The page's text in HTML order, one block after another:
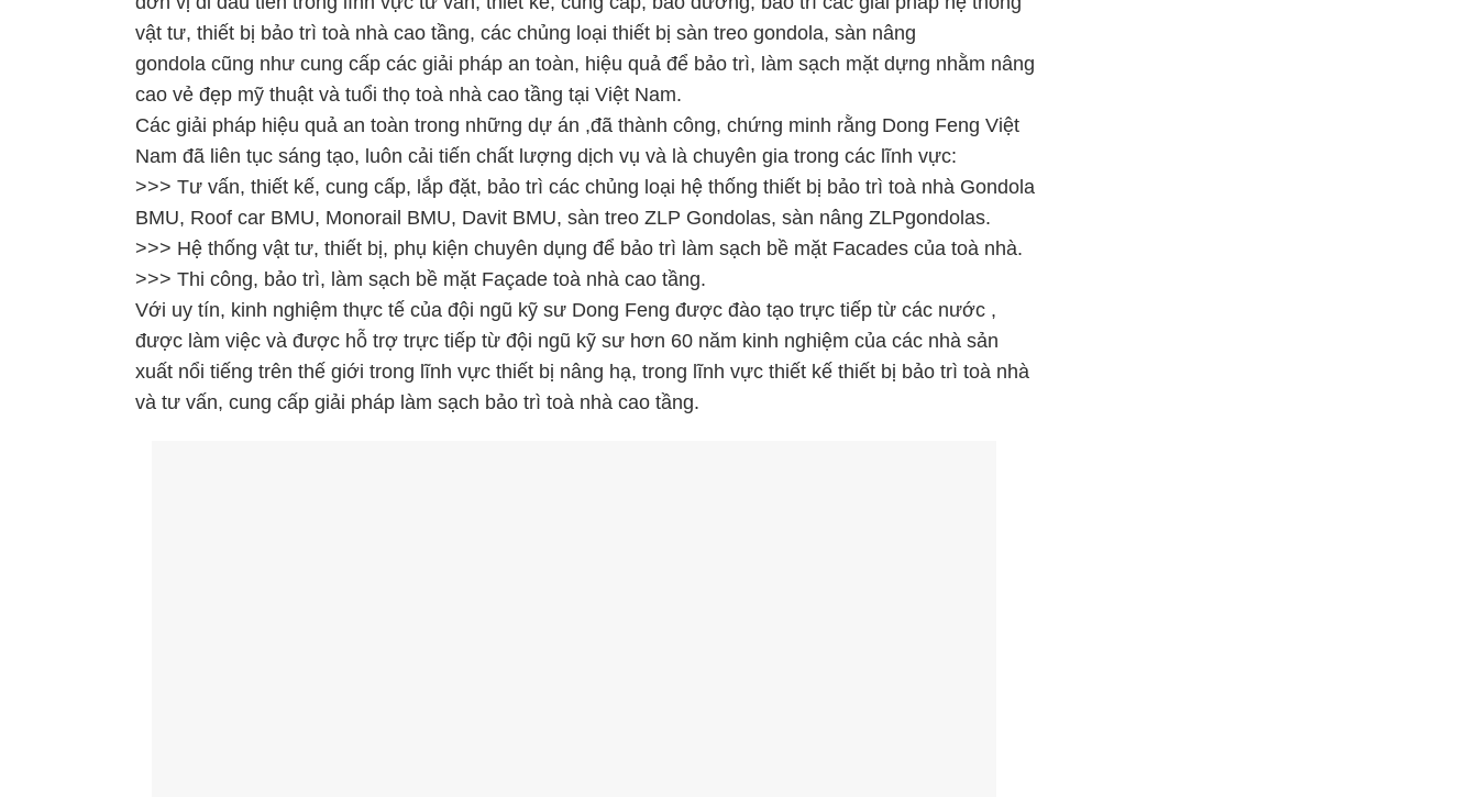
vật tư, thiết bị bảo trì toà nhà cao tầng, các chủng loại thiết bị sàn treo gondola, sàn nâng
gondolacũng như cung cấp các giải pháp an toàn, hiệu quả để bảo trì, làm sạch mặt dựng nhằm nâng
cao vẻ đẹp mỹ thuật và tuổi thọ toà nhà cao tầng tại Việt Nam.
Các giải pháp hiệu quả an toàn trong những dự án ,đã thành công, chứng minh rằng Dong Feng Việt
Nam đã liên tục sáng tạo, luôn cải tiến chất lượng dịch vụ và là chuyên gia trong các lĩnh vực:
>>> Tư vấn, thiết kế, cung cấp, lắp đặt, bảo trì các chủng loại hệ thống thiết bị bảo trì toà nhà Gondola
BMU, Roof car BMU, Monorail BMU, Davit BMU, sàn treo ZLP Gondolas, sàn nâng ZLPgondolas.
>>> Hệ thống vật tư, thiết bị, phụ kiện chuyên dụng để bảo trì làm sạch bề mặt Facades của toà nhà.
>>> Thi công, bảo trì, làm sạch bề mặt Façade toà nhà cao tầng.
Với uy tín, kinh nghiệm thực tế của đội ngũ kỹ sư Dong Feng được đào tạo trực tiếp từ các nước ,
được làm việc và được hỗ trợ trực tiếp từ đội ngũ kỹ sư hơn 60 năm kinh nghiệm của các nhà sản
xuất nổi tiếng trên thế giới trong lĩnh vực thiết bị nâng hạ, trong lĩnh vực thiết kế thiết bị bảo trì toà nhà
và tư vấn, cung cấp giải pháp làm sạch bảo trì toà nhà cao tầng.